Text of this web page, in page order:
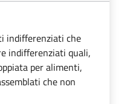
indifferenziati che
indifferenziati quali,
per alimenti,
che non